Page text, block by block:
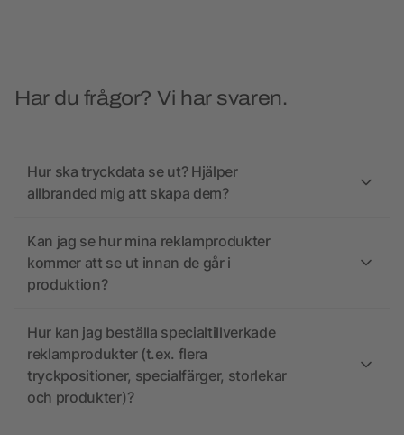
Har du frågor? Vi har svaren.
Hur ska tryckdata se ut? Hjälper
allbranded mig att skapa dem?
Kan jag se hur mina reklamprodukter
kommer att se ut innan de går i
produktion?
Hur kan jag beställa specialtillverkade
reklamprodukter (t.ex. flera
tryckpositioner, specialfärger, storlekar
och produkter)?